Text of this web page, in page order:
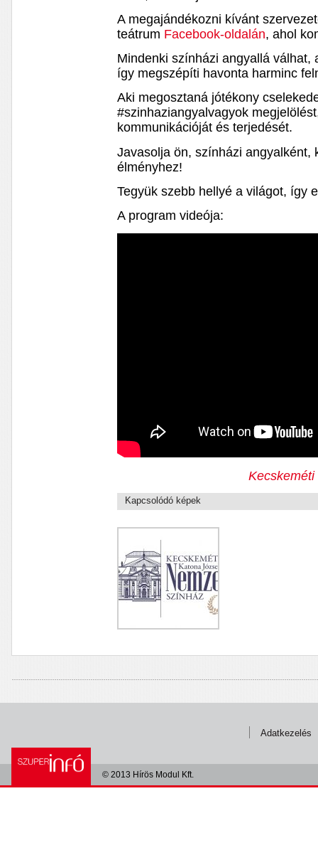
A megajándékozni kívánt
teátrum Facebook-oldalán, ahol
Mindenki színházi angyallá válhat,
így megszépíti havonta harminc
Aki megosztaná jótékony
#szinhaziangyalvagyok
kommunikációját és terjedését.
Javasolja ön, színházi angyalként,
élményhez!
Tegyük szebb hellyé a világot, így
A program videója:
Kapcsolódó képek
Adatkezelés
© 2013 Hírös Modul Kft.